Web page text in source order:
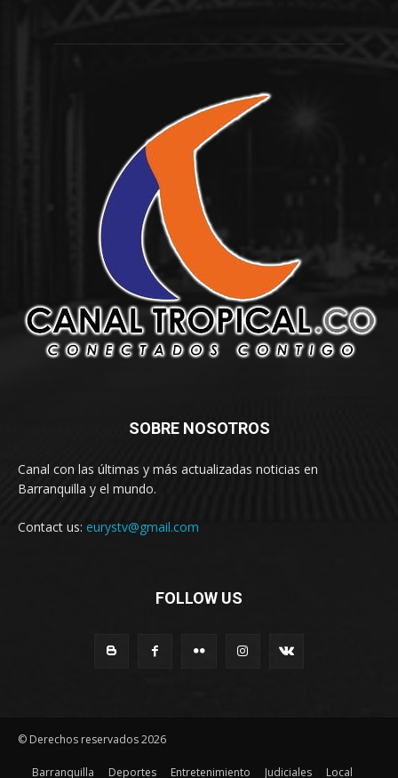
SOBRE NOSOTROS
Canal con las últimas y más actualizadas noticias en
Barranquilla y el mundo.
Contact us: eurystv@gmail.com
FOLLOW US
© Derechos reservados 2026
Barranquilla Deportes Entretenimiento Judiciales Local